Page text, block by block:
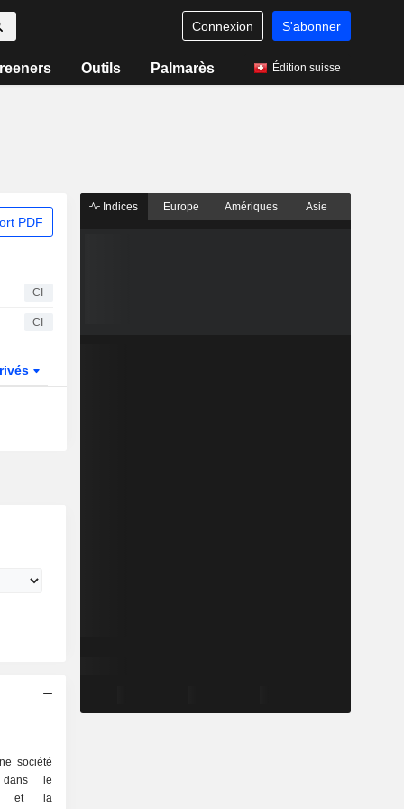
Connexion S'abonner
Outils Palmarès Édition suisse
PDF
CI
CI
société
le
et la
Indices Europe Amériques Asie